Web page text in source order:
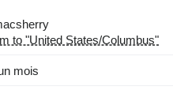
to "United States/Columbus"
mois